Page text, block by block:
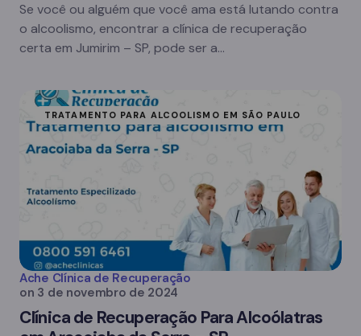
Se você ou alguém que você ama está lutando contra
o alcoolismo, encontrar a clínica de recuperação
certa em Jumirim – SP, pode ser a…
TRATAMENTO PARA ALCOOLISMO EM SÃO PAULO
Ache Clínica de Recuperação
on 3 de novembro de 2024
Clínica de Recuperação Para Alcoólatras